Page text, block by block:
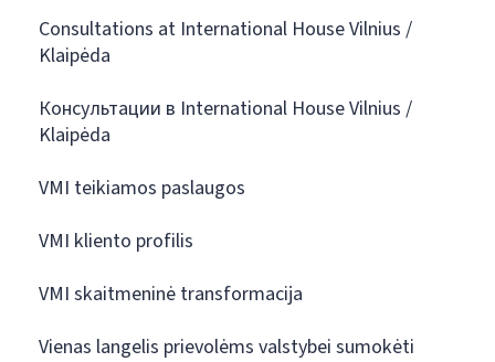
Consultations at International House Vilnius /
Klaipėda
Консультации в International House Vilnius /
Klaipėda
VMI teikiamos paslaugos
VMI kliento profilis
VMI skaitmeninė transformacija
Vienas langelis prievolėms valstybei sumokėti